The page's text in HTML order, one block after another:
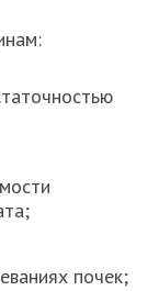
почек;